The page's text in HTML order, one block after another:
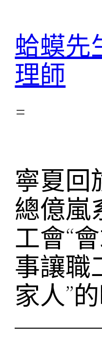
蛤蟆先
理師
寧夏回
總億嵐
工會“
事讓職
家人”